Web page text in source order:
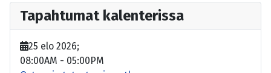
Tapahtumat kalenterissa
25 elo 2026;
08:00AM - 05:00PM